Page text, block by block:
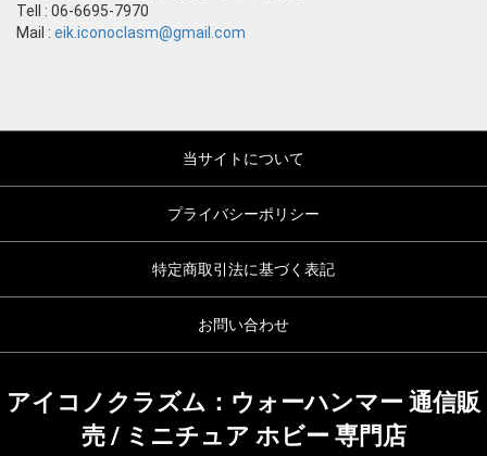
Tell : 06-6695-7970
Mail : eik.iconoclasm@gmail.com
当サイトについて
プライバシーポリシー
特定商取引法に基づく表記
お問い合わせ
アイコノクラズム：ウォーハンマー 通信販
売 / ミニチュア ホビー 専門店